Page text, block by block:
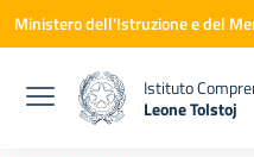
Vai ai contenuti
Vai al menu di navigazione
Vai al footer
Ministero dell'Istruzione e del
Istituto
Leone Tolstoj